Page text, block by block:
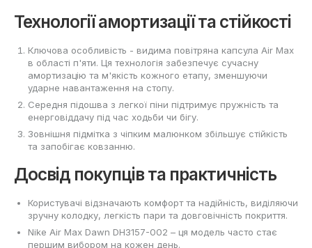
Технології амортизації та стійкості
Ключова особливість - видима повітряна капсула Air Max
в області п'яти. Ця технологія забезпечує сучасну
амортизацію та м'якість кожного етапу, зменшуючи
ударне навантаження на стопу.
Середня підошва з легкої піни підтримує пружність та
енерговіддачу під час ходьби чи бігу.
Зовнішня підмітка з чіпким малюнком збільшує стійкість
та запобігає ковзанню.
Досвід покупців та практичність
Користувачі відзначають комфорт та надійність, виділяючи
зручну колодку, легкість пари та довговічність покриття.
Nike Air Max Dawn DH3157-002 – ця модель часто стає
першим вибором на кожен день.